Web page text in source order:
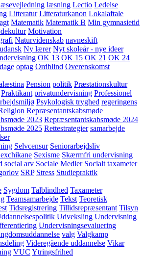
læsning Lectio Ledelse
Litteratur Litteraturkanon Lokalaftale
Matematik Matematik B Min gymnasietid
Motivation
Naturvidenskab navneskift
Ny lærer Nyt skoleår - nye ideer
OK 13 OK 15 OK 21 OK 24
optag Ordblind Overenskomst
Pension politik Præstationskultur
Praktikant privatundervisning Professionel
Psykologisk tryghed regeringens
Repræsentantskabsmøde
2023 Repræsentantskabsmøde 2024
2025 Rettestrategier samarbejde
Selvcensur Seniorarbejdsliv
Sexisme Skærmfri undervisning
social arv Sociale Medier Socialt taxameter
SRP Stress Studiepraktik
Sygdom Talblindhed Taxameter
Teamsamarbejde Tekst Teoretisk
Tidsregistrering Tillidsrepræsentant Tilsyn
Udveksling Undervisning
Undervisningsevaluering
valg Valgkamp
Videregående uddannelse Vikar
VUC Ytringsfrihed